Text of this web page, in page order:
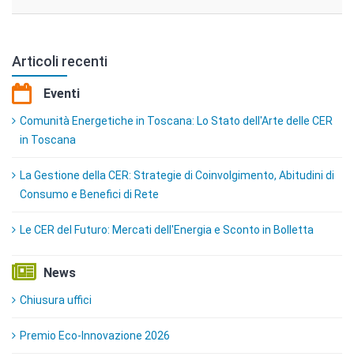
Articoli recenti
Eventi
Comunità Energetiche in Toscana: Lo Stato dell'Arte delle CER
in Toscana
La Gestione della CER: Strategie di Coinvolgimento, Abitudini di
Consumo e Benefici di Rete
Le CER del Futuro: Mercati dell'Energia e Sconto in Bolletta
News
Chiusura uffici
Premio Eco-Innovazione 2026